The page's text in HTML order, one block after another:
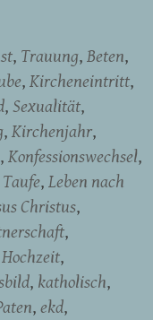
Trauung Beten
Kircheneintritt
Sexualität
Kirchenjahr
Konfessionswechsel
Leben nach
Christus
Hochzeit
katholisch
ekd